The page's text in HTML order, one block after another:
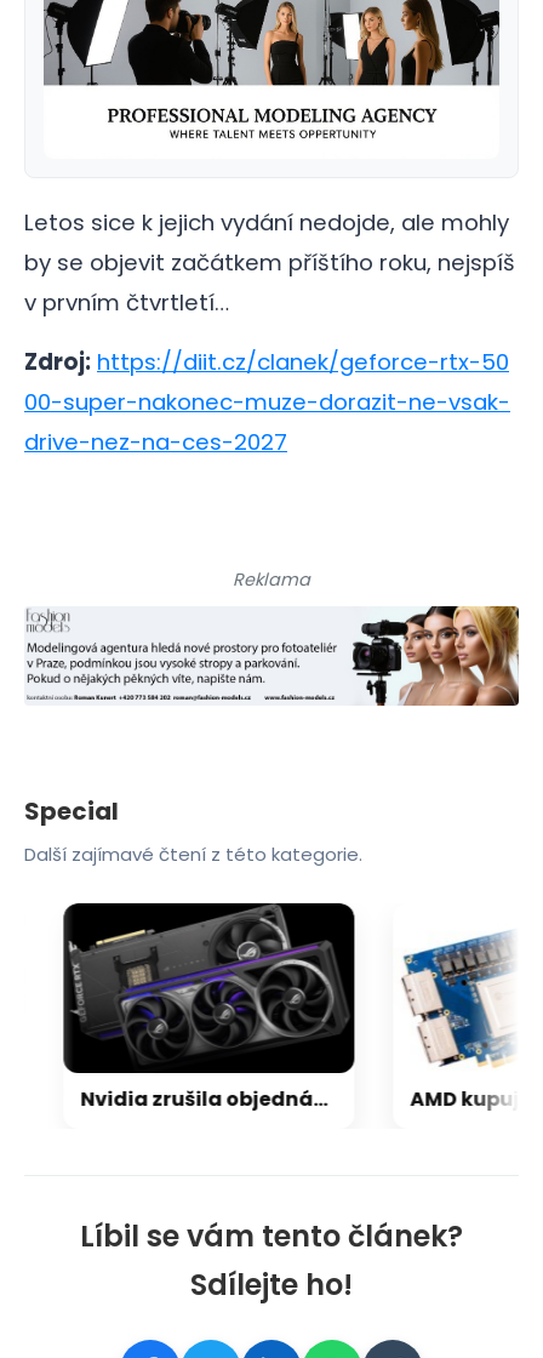
Letos sice k jejich vydání nedojde, ale mohly
by se objevit začátkem příštího roku, nejspíš
v prvním čtvrtletí…
Zdroj: https://diit.cz/clanek/geforce-rtx-50
00-super-nakonec-muze-dorazit-ne-vsak-
drive-nez-na-ces-2027
Líbil se vám tento článek?
Sdílejte ho!
Reklama
Special
Další zajímavé čtení z této kategorie.
Nvidia zrušila objednávku GeForce RTX 5090 za $4600, Asus ji prý dodá za $5200